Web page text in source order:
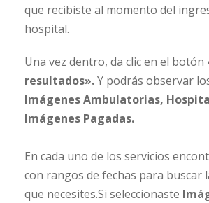
que recibiste al momento del
hospital.
Una vez dentro, da clic en el botón
resultados».Y podrás observar
Imágenes Ambulatorias,
Imágenes Pagadas.
En cada uno de los servicios
con rangos de fechas para buscar
que necesites.Si seleccionaste